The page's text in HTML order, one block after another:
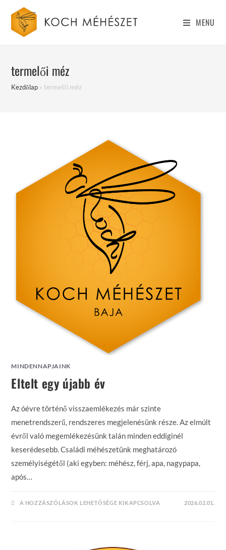
content
MENU
termelői méz
Kezdőlap »termelői méz
MINDENNAPJAINK
Eltelt egy újabb év
Az óévre történő visszaemlékezés már szinte
menetrendszerű, rendszeres megjelenésünk része. Az elmúlt
évről való megemlékezésünk talán minden eddiginél
keserédesebb. Családi méhészetünk meghatározó
személyiségétől (aki egyben: méhész, férj, apa, nagypapa,
após…
ELTELT
A HOZZÁSZÓLÁSOK LEHETŐSÉGE KIKAPCSOLVA 2026.02.01.